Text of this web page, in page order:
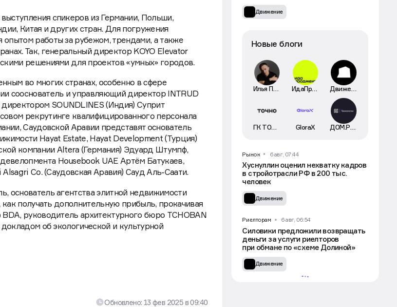
спикеров из Германии, Польши,
Китая и других стран. Для погружения
работы за рубежом, трендами, а также
Так, генеральный директор KOYO Elevator
решениями для проектов «умных» городов.
во многих странах, особенно в сфере
сооснователь и управляющий директор INTRUD
SOUNDLINES (Индия) Суприт
рекрутинге квалифицированного персонала
Саудовской Аравии представят основатель
Hayat Estate, Hayat Development (Турция)
компании Altera (Германия) Эдуард Штумпф,
Housebook UAE Артём Батукаев,
Co. (Саудовская Аравия) Сауд Аль-Саати.
основатель агентства элитной недвижимости
получать дополнительную прибыль, прокачивая
руководитель архитектурного бюро TCHOBAN
об экологической и культурной
Обновлено: 13 фев 2025 в09:40
Движение
Новые блоги
Илья Пискулин ИдаПроджект Движение
ГК ТОЧНО GloraX ДОМ.РФ Технологии
Рынок 6 авг, 07:44
Хуснуллин оценил нехватку кадров
в стройотрасли РФ в 200 тыс.
человек
Движение
Риелторам 6 авг, 06:54
Силовики предложили возвращать
деньги за услуги риелторов
при обмане по «схеме Долиной»
Движение